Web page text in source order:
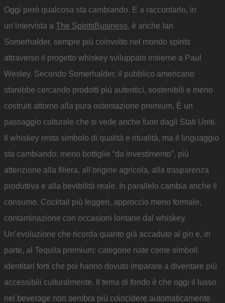
Oggi però qualcosa sta cambiando. E a raccontarlo, in
un’intervista a The SpiritsBusiness, è anche Ian
Somerhalder, sempre più coinvolto nel mondo spirits
attraverso il progetto whiskey sviluppato insieme a Paul
Wesley. Secondo Somerhalder, il pubblico americano
starebbe cercando prodotti più autentici, sostenibili e meno
costruiti attorno alla pura ostentazione premium. È un
passaggio culturale che si vede anche fuori dagli Stati Uniti.
Il whiskey resta simbolo di qualità e ritualità, ma il linguaggio
sta cambiando: meno bottiglie “da investimento”, più
attenzione alla filiera, all’origine agricola, alla trasparenza
produttiva e alla bevibilità reale. In parallelo cambia anche il
consumo. Cocktail più leggeri, approccio meno formale,
contaminazione con occasioni lontane dal whiskey.
Un’evoluzione che ricorda quanto già accaduto al gin e, in
parte, al Tequila premium: categorie nate come simboli
identitari forti che poi hanno dovuto imparare a diventare più
accessibili culturalmente. Il tema di fondo è che oggi il lusso
nel beverage non sembra più coincidere automaticamente